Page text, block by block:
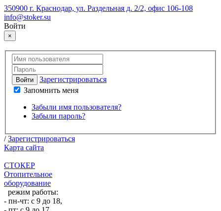
350900 г. Краснодар, ул. Раздельная д. 2/2, офис 106-108
info@stoker.su
Войти
×
Войти
Зарегистрироваться
Запомнить меня
Забыли имя пользователя?
Забыли пароль?
/Зарегистрироваться
Карта сайта
СТОКЕР
Отопительное
оборудование
режим работы:
- пн-чт: с 9 до 18,